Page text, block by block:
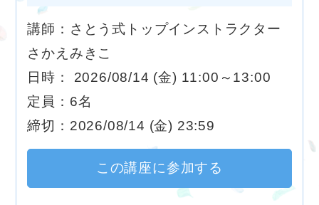
講師：さとう式トップインストラクター
さかえみきこ
日時： 2026/08/14 (金) 11:00～13:00
定員：6名
締切：2026/08/14 (金) 23:59
この講座に参加する